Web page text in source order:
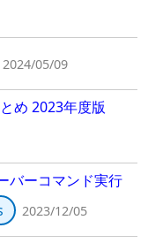
2024/05/09
め 2023年度版
バーコマンド実行
2023/12/05